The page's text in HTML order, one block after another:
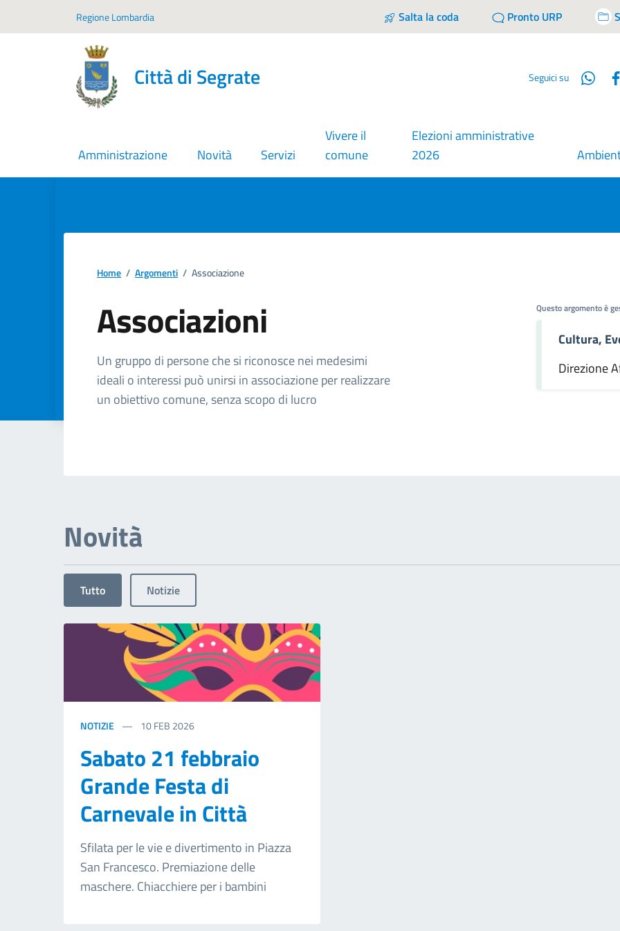
Regione Lombardia Salta la coda Pronto URP
Città di Segrate Seguici su
Amministrazione Novità Servizi
Vivere il
comune
Elezioni amministrative
2026
Home / Argomenti / Associazione
Associazioni
Dettagli dell'argomento
Un gruppo di persone che si riconosce nei medesimi
ideali o interessi può unirsi in associazione per realizzare
un obiettivo comune, senza scopo di lucro
Questo argomento è
Cultura,
Direzione
Novità
Tutto Notizie
NOTIZIE 10FEB 2026
Sabato 21 febbraio
Grande Festa di
Carnevale in Città
Sfilata per le vie e divertimento in Piazza
San Francesco. Premiazione delle
maschere. Chiacchiere per i bambini